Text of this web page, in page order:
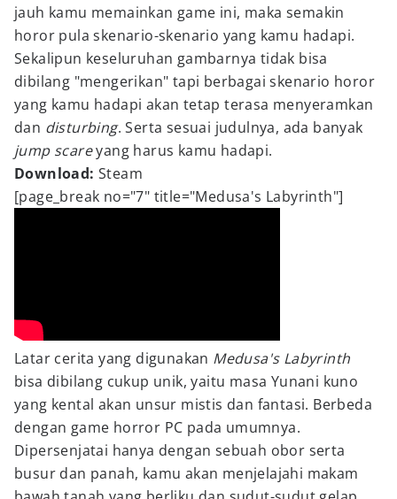
jauh kamu memainkan game ini, maka semakin
horor pula skenario-skenario yang kamu hadapi.
Sekalipun keseluruhan gambarnya tidak bisa
dibilang "mengerikan" tapi berbagai skenario horor
yang kamu hadapi akan tetap terasa menyeramkan
dan disturbing. Serta sesuai judulnya, ada banyak
jump scareyang harus kamu hadapi.
Download: Steam
[page_break no="7" title="Medusa's Labyrinth"]
Latar cerita yang digunakan Medusa's Labyrinth
bisa dibilang cukup unik, yaitu masa Yunani kuno
yang kental akan unsur mistis dan fantasi. Berbeda
dengan game horror PC pada umumnya.
Dipersenjatai hanya dengan sebuah obor serta
busur dan panah, kamu akan menjelajahi makam